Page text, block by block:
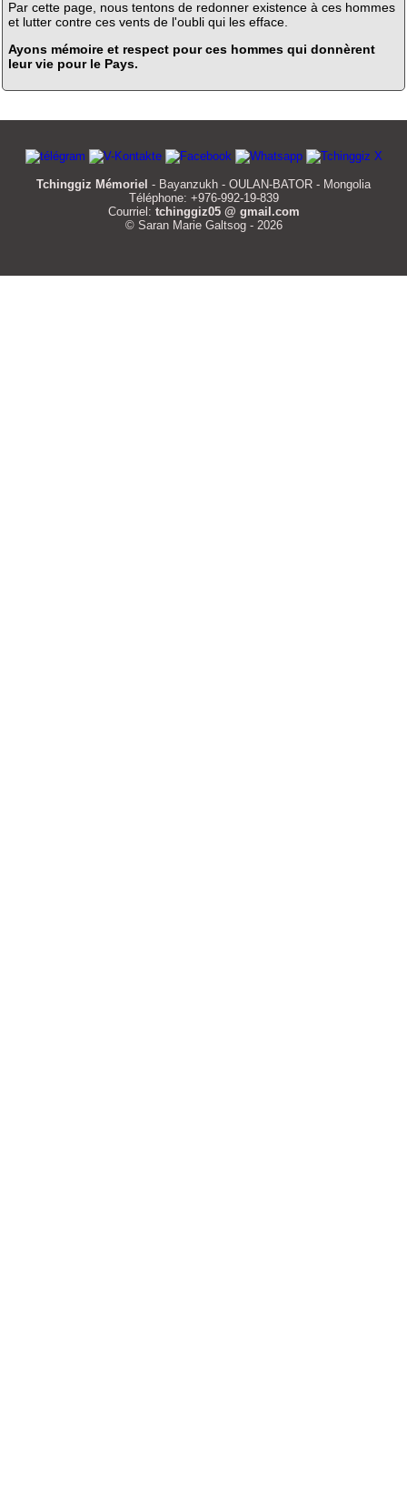
Par cette page, nous tentons de redonner existence à ces hommes
et lutter contre ces vents de l'oubli qui les efface.
Ayons mémoire et respect pour ces hommes qui donnèrent
leur vie pour le Pays.
Tchinggiz Mémoriel - Bayanzukh - OULAN-BATOR - Mongolia
Téléphone: +976-992-19-839
Courriel: tchinggiz05 @ gmail.com
© Saran Marie Galtsog - 2026